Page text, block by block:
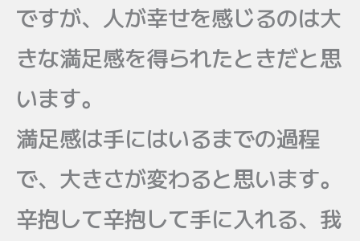
ですが、人が幸せを感じるのは大
きな満足感を得られたときだと思
います。
満足感は手にはいるまでの過程
で、大きさが変わると思います。
辛抱して辛抱して手に入れる、我